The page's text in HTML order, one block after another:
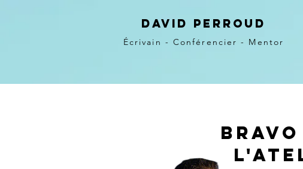
David Perroud
Écrivain - Conférencier - Mentor